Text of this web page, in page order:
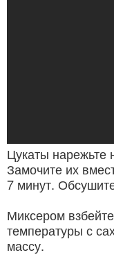
Цукаты нарежьте
Замочите их
7 минут.
Миксером
температуры с
массу.